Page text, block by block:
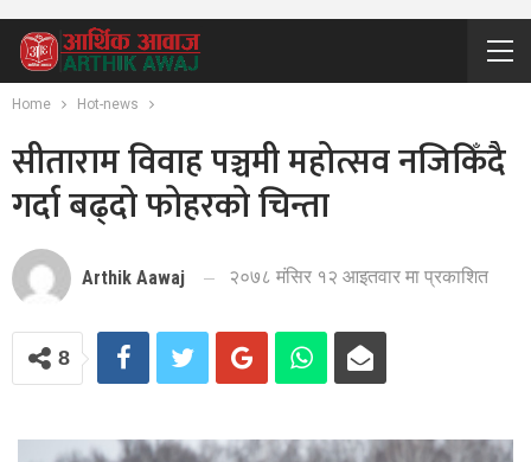
Home Hot-news
सीताराम विवाह पञ्चमी महोत्सव नजिकिँदै
गर्दा बढ्दो फोहरको चिन्ता
Arthik Aawaj २०७८ मंसिर १२ आइतवार मा प्रकाशित
8